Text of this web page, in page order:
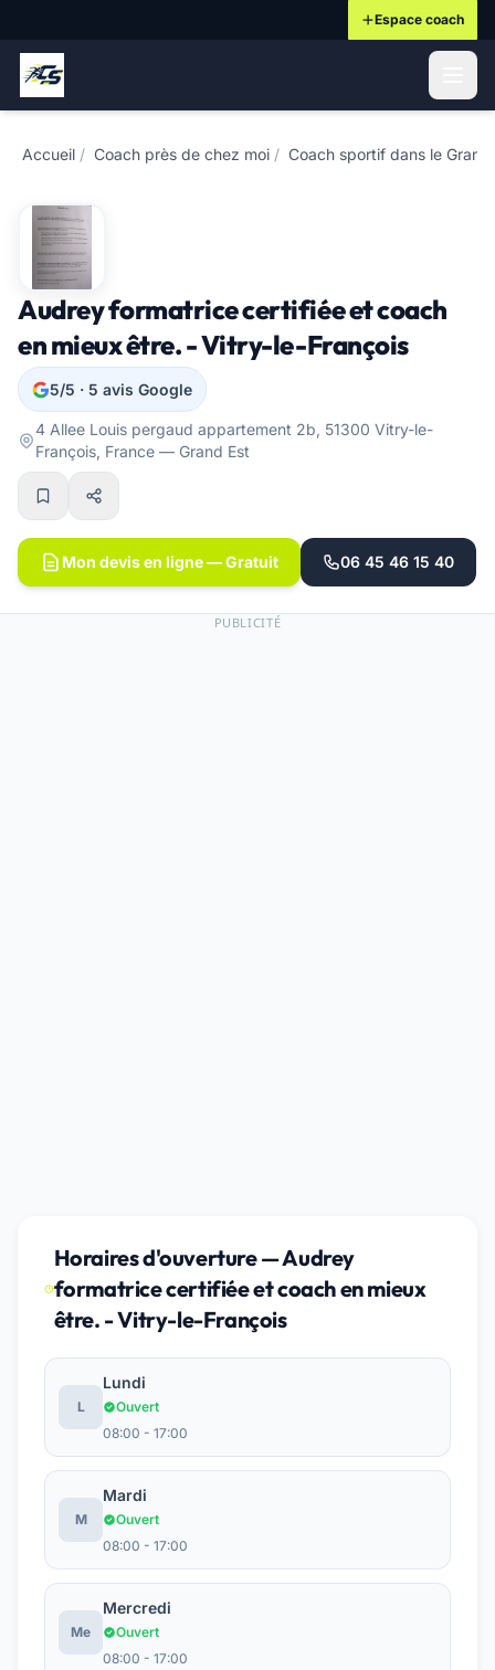
Espace coach
Accueil / Coach près de chez moi / Coach sportif dans le
Audrey formatrice certifiée et coach
en mieux être. - Vitry-le-François
5/5 · 5 avis Google
4 Allee Louis pergaud appartement 2b, 51300 Vitry-le-
François, France — Grand Est
Mon devis en ligne — Gratuit 06 45 46 15 40
PUBLICITÉ
Horaires d'ouverture — Audrey
formatrice certifiée et coach en mieux
être. - Vitry-le-François
L
Lundi
Ouvert
08:00 - 17:00
M
Mardi
Ouvert
08:00 - 17:00
Me
Mercredi
Ouvert
08:00 - 17:00